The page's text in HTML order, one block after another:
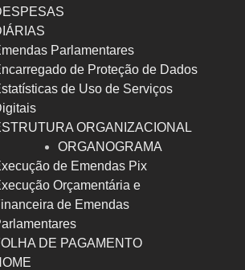
Parlamentares
de Proteção de Dados
de Uso de Serviços
ORGANIZACIONAL
ORGANOGRAMA
de Emendas Pix
Orçamentária e
de Emendas
DE PAGAMENTO